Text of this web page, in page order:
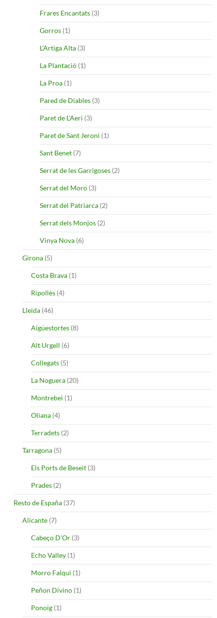
Frares Encantats (3)
Gorros (1)
L'Artiga Alta (3)
La Plantació (1)
La Proa (1)
Pared de Diables (3)
Paret de L'Aeri (3)
Paret de Sant Jeroni (1)
Sant Benet (7)
Serrat de les Garrigoses (2)
Serrat del Moro (3)
Serrat del Patriarca (2)
Serrat dels Monjos (2)
Vinya Nova (6)
Girona (5)
Costa Brava (1)
Ripollès (4)
Lleida (46)
Aigüestortes (8)
Alt Urgell (6)
Collegats (5)
La Noguera (20)
Montrebei (1)
Oliana (4)
Terradets (2)
Tarragona (5)
Els Ports de Beseit (3)
Prades (2)
Resto de España (37)
Alicante (7)
Cabeço D’Or (3)
Echo Valley (1)
Morro Falqui (1)
Peñon Divino (1)
Ponoig (1)